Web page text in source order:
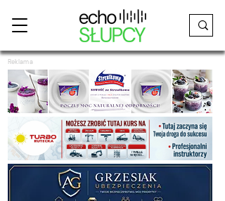
Reklama